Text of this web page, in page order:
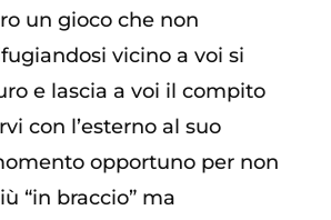
un gioco che non
vicino a voi si
e lascia a voi il compito
con l’esterno al suo
opportuno per non
“in braccio” ma